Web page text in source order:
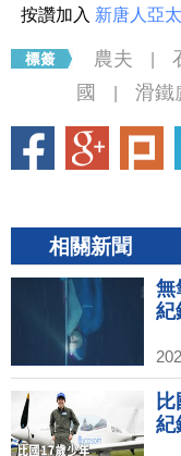
按讚加入 新唐人亞
農夫
國
滑鐵
相關新聞
無
紀
紀